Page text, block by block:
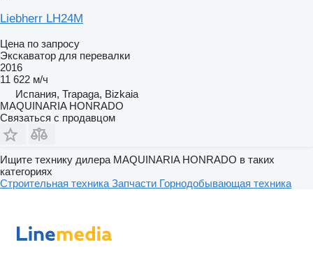
Liebherr LH24M
Цена по запросу
Экскаватор для перевалки
2016
11 622 м/ч
Испания, Trapaga, Bizkaia
MAQUINARIA HONRADO
Связаться с продавцом
Ищите технику дилера MAQUINARIA HONRADO в таких
категориях
Строительная техника Запчасти Горнодобывающая техника